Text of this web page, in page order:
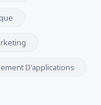
D'applications